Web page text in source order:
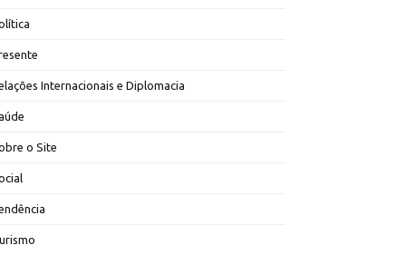
Internacionais e Diplomacia
o Site